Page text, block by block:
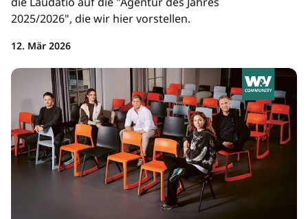
2025/2026", die wir hier vorstellen.
12. Mär 2026